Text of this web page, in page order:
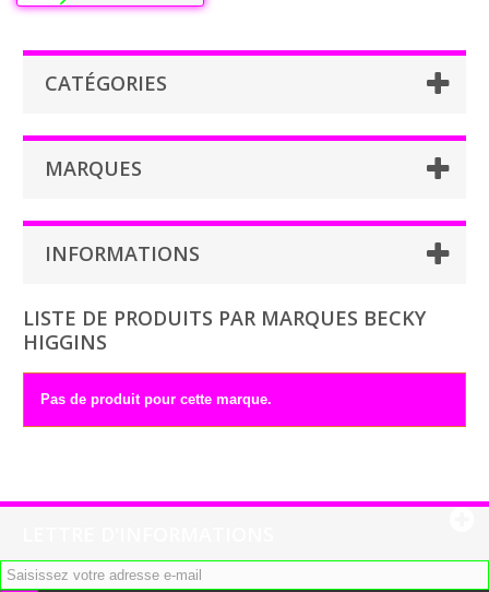
CATÉGORIES
MARQUES
INFORMATIONS
LISTE DE PRODUITS PAR MARQUES BECKY
HIGGINS
Pas de produit pour cette marque.